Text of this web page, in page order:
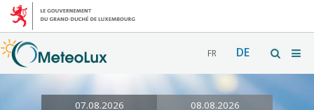
FR DE
07.08.2026 08.08.2026